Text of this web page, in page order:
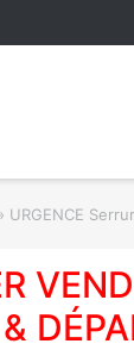
URGENCE
&